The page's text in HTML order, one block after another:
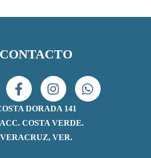
CONTACTO
DORADA 141
COSTA VERDE.
VERACRUZ, VER.